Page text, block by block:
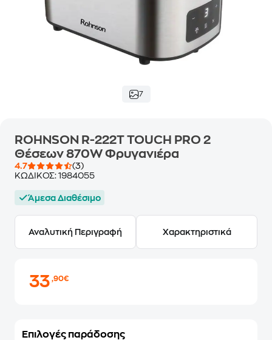
7
ROHNSON R-222T TOUCH PRO 2
Θέσεων 870W Φρυγανιέρα
4.7
(3)
ΚΩΔΙΚΟΣ: 1984055
Άμεσα Διαθέσιμο
Αναλυτική Περιγραφή Χαρακτηριστικά
33,90€
Επιλογές παράδοσης